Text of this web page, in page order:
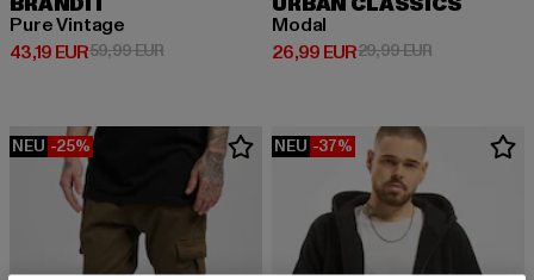
Pure Vintage
43,19 EUR
Derzeitiger Preis: 43,19 EUR
59,99 EURAktionspreis: 59,99 EUR
Modal
26,99 EUR
Derzeitiger Preis: 26,99 EUR
29,99 EURAktionspreis:
NEU -25% NEU -37%